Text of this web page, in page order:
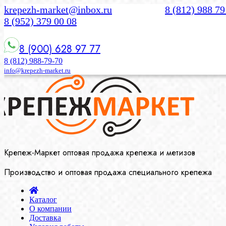
krepezh-market@inbox.ru
8 (812) 988
8 (952) 379 00 08
8 (900) 628 97 77
8 (812) 988-79-70
info@krepezh-market.ru
Крепеж-Маркет оптовая продажа крепежа и метизов
Производство и оптовая продажа специального крепежа
Каталог
О компании
Доставка